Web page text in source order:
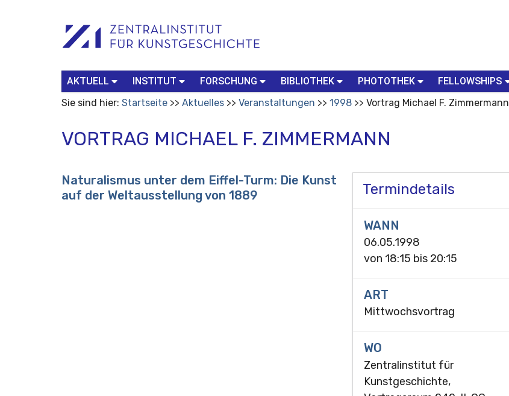
Werkzeuge
Search…
AKTUELL INSTITUT FORSCHUNG BIBLIOTHEK PHOTOTHEK FELLOWSHIPS
Sie sind hier: Startseite Aktuelles Veranstaltungen 1998 Vortrag Michael F. Zimmermann
VORTRAG MICHAEL F. ZIMMERMANN
Termindetails
WANN
06.05.1998
von 18:15 bis 20:15
ART
Mittwochsvortrag
WO
Zentralinstitut für
Kunstgeschichte,
Naturalismus unter dem Eiffel-Turm: Die Kunst
auf der Weltausstellung von 1889